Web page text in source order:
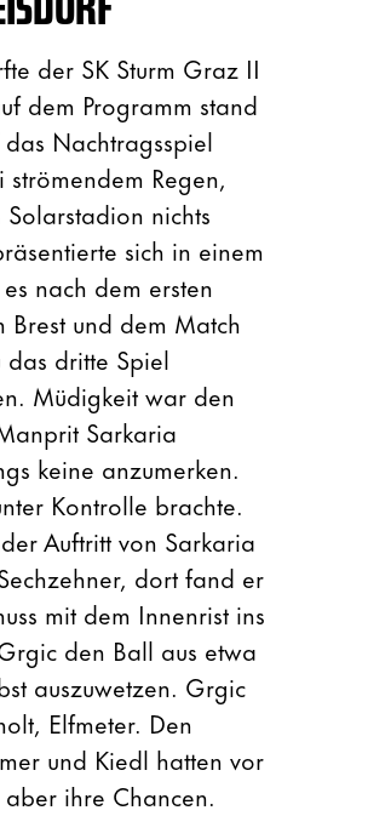
der SK Sturm Graz II
dem Programm stand
Nachtragsspiel
Regen,
nichts
sich in einem
nach dem ersten
Brest und dem Match
das dritte Spiel
Müdigkeit war den
Sarkaria
keine anzumerken.
Kontrolle brachte.
Auftritt von Sarkaria
dort fand er
mit dem Innenrist ins
den Ball aus etwa
auszuwetzen. Grgic
Elfmeter. Den
und Kiedl hatten vor
ihre Chancen.